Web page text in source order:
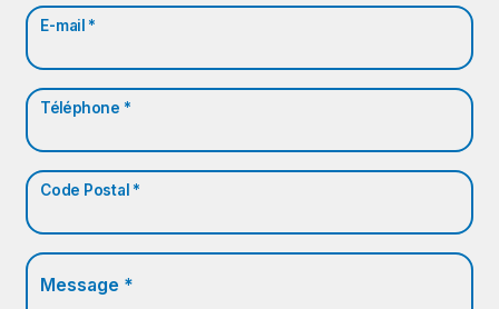
E-mail *
Téléphone *
Code Postal *
Message *